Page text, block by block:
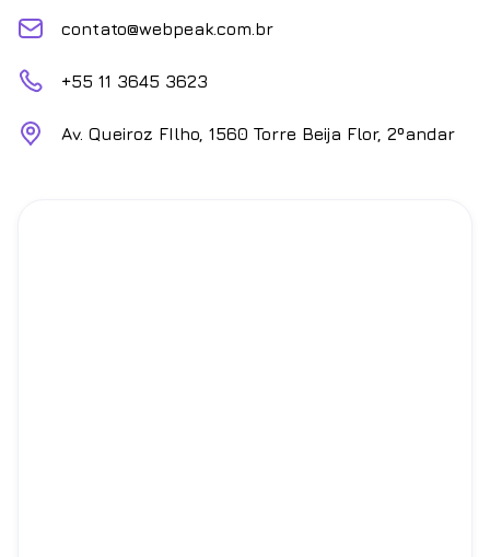
contato@webpeak.com.br
+55 11 3645 3623
Av. Queiroz FIlho, 1560 Torre Beija Flor, 2ºandar